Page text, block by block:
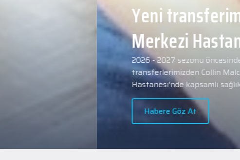
Yeni transferimiz Collin
Merkezi Hastanesi'nde
geçti.
2026 - 2027 sezonu öncesindeki transfer
transferlerimizden Collin Malcolm, bugün partnerimiz
Hastanesi'nde kapsamlı sağlık kontrollerinden geçti.